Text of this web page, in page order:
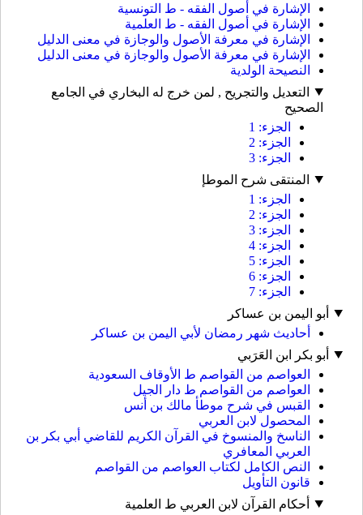
الإشارة في أصول الفقه - ط التونسية
الإشارة في أصول الفقه - ط العلمية
الإشارة في معرفة الأصول والوجازة في معنى الدليل
الإشارة في معرفة الأصول والوجازة في معنى الدليل
النصيحة الولدية
التعديل والتجريح , لمن خرج له البخاري في الجامع
الصحيح
الجزء: 1
الجزء: 2
الجزء: 3
المنتقى شرح الموطإ
الجزء: 1
الجزء: 2
الجزء: 3
الجزء: 4
الجزء: 5
الجزء: 6
الجزء: 7
أبو اليمن بن عساكر
أحاديث شهر رمضان لأبي اليمن بن عساكر
أبو بكر ابن العَرَبي
العواصم من القواصم ط الأوقاف السعودية
العواصم من القواصم ط دار الجيل
القبس في شرح موطأ مالك بن أنس
المحصول لابن العربي
الناسخ والمنسوخ في القرآن الكريم للقاضي أبي بكر بن
العربي المعافري
النص الكامل لكتاب العواصم من القواصم
قانون التأويل
أحكام القرآن لابن العربي ط العلمية